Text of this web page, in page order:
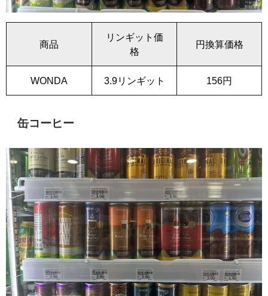
商品
リンギット価
格
円換算価格
WONDA 3.9リンギット 156円
缶コーヒー